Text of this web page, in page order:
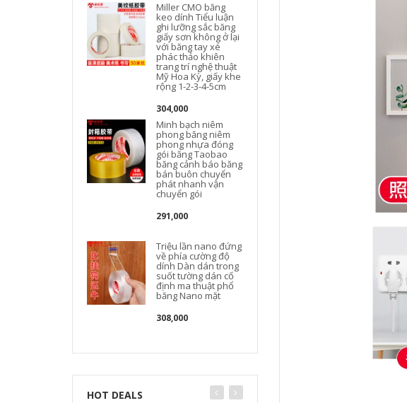
Miller CMO băng
keo dính Tiểu luận
ghi lưỡng sắc băng
giấy sơn không ở lại
với băng tay xé
phác thảo khiên
trang trí nghệ thuật
Mỹ Hoa Kỳ, giấy khe
rộng 1-2-3-4-5cm
304,000
Minh bạch niêm
phong băng niêm
phong nhựa đóng
gói băng Taobao
băng cảnh báo băng
bán buôn chuyển
phát nhanh vận
chuyển gói
291,000
Triệu lần nano đứng
về phía cường độ
dính Dàn dán trong
suốt tường dán cố
định ma thuật phổ
băng Nano mặt
308,000
0.06mm dày vải chịu
móng tay giá móc
dính móc cú đấm
chạm sốc đầu tường
tự miếng đệm ổn
định câm Anti-anti-
roll di chuyển vòng
HOT DEALS